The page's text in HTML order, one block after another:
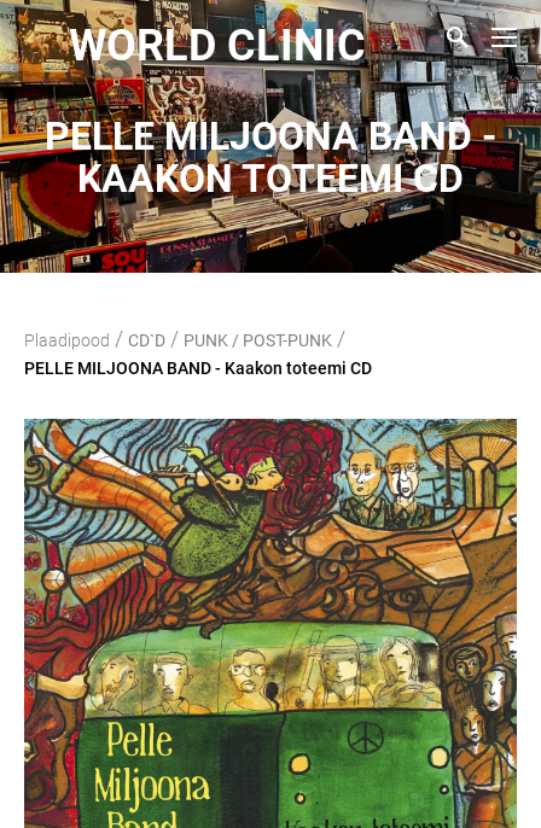
WORLD CLINIC
PELLE MILJOONA BAND -
KAAKON TOTEEMI CD
Plaadipood / CD`D / PUNK / POST-PUNK /
PELLE MILJOONA BAND - Kaakon toteemi CD